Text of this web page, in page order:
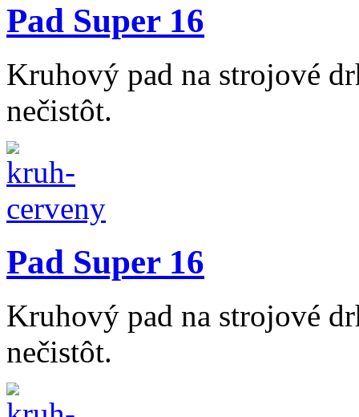
Pad Super 16
Kruhový pad na strojové
nečistôt.
Pad Super 16
Kruhový pad na strojové
nečistôt.